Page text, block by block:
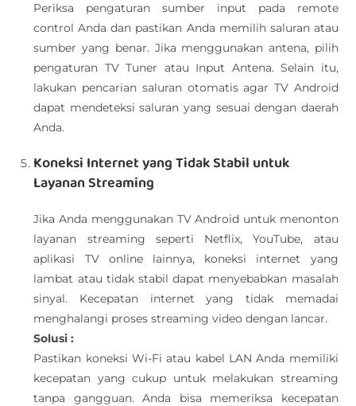
Periksa pengaturan sumber input pada remote
control Anda dan pastikan Anda memilih saluran atau
sumber yang benar. Jika menggunakan antena, pilih
pengaturan TV Tuner atau Input Antena. Selain itu,
lakukan pencarian saluran otomatis agar TV Android
dapat mendeteksi saluran yang sesuai dengan daerah
Anda.
Koneksi Internet yang Tidak Stabil untuk
Layanan Streaming
Jika Anda menggunakan TV Android untuk menonton
layanan streaming seperti Netflix, YouTube, atau
aplikasi TV online lainnya, koneksi internet yang
lambat atau tidak stabil dapat menyebabkan masalah
sinyal. Kecepatan internet yang tidak memadai
menghalangi proses streaming video dengan lancar.
Solusi :
Pastikan koneksi Wi-Fi atau kabel LAN Anda memiliki
kecepatan yang cukup untuk melakukan streaming
tanpa gangguan. Anda bisa memeriksa kecepatan